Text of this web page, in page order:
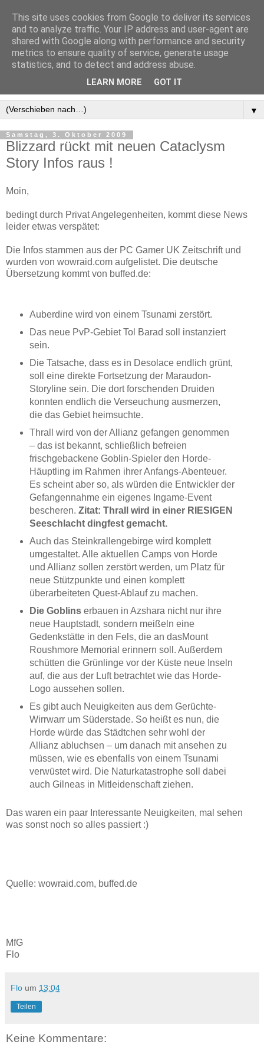
▼
Samstag, 3. Oktober 2009
Blizzard rückt mit neuen Cataclysm
Story Infos raus !
Moin,
bedingt durch Privat Angelegenheiten, kommt diese News
leider etwas verspätet:
Die Infos stammen aus der PC Gamer UK Zeitschrift und
wurden von wowraid.com aufgelistet. Die deutsche
Übersetzung kommt von buffed.de:
Auberdine wird von einem Tsunami zerstört.
Das neue PvP-Gebiet Tol Barad soll instanziert
sein.
Die Tatsache, dass es in Desolace endlich grünt,
soll eine direkte Fortsetzung der Maraudon-
Storyline sein. Die dort forschenden Druiden
konnten endlich die Verseuchung ausmerzen,
die das Gebiet heimsuchte.
Thrall wird von der Allianz gefangen genommen
– das ist bekannt, schließlich befreien
frischgebackene Goblin-Spieler den Horde-
Häuptling im Rahmen ihrer Anfangs-Abenteuer.
Es scheint aber so, als würden die Entwickler der
Gefangennahme ein eigenes Ingame-Event
bescheren. Zitat: Thrall wird in einer RIESIGEN
Seeschlacht dingfest gemacht.
Auch das Steinkrallengebirge wird komplett
umgestaltet. Alle aktuellen Camps von Horde
und Allianz sollen zerstört werden, um Platz für
neue Stützpunkte und einen komplett
überarbeiteten Quest-Ablauf zu machen.
Die Goblinserbauen in Azshara nicht nur ihre
neue Hauptstadt, sondern meißeln eine
Gedenkstätte in den Fels, die an dasMount
Roushmore Memorial erinnern soll. Außerdem
schütten die Grünlinge vor der Küste neue Inseln
auf, die aus der Luft betrachtet wie das Horde-
Logo aussehen sollen.
Es gibt auch Neuigkeiten aus dem Gerüchte-
Wirrwarr um Süderstade. So heißt es nun, die
Horde würde das Städtchen sehr wohl der
Allianz abluchsen – um danach mit ansehen zu
müssen, wie es ebenfalls von einem Tsunami
verwüstet wird. Die Naturkatastrophe soll dabei
auch Gilneas in Mitleidenschaft ziehen.
Das waren ein paar Interessante Neuigkeiten, mal sehen
was sonst noch so alles passiert :)
Quelle: wowraid.com, buffed.de
MfG
Flo
Flo um 13:04
Teilen
Keine Kommentare:
This site uses cookies from Google to deliver its services
and to analyze traffic. Your IP address and user-agent are
shared with Google along with performance and security
metrics to ensure quality of service, generate usage
statistics, and to detect and address abuse.
LEARN MORE GOT IT